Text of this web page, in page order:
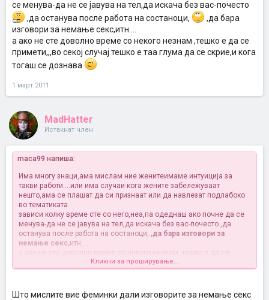
се менува-да не се јавува на тел,да искача без вас-почесто
,да останува после работа на состаноци,
,да бара
изговори за немање секс,итн....
а ако не сте доволно време со некого незнам ,тешко е да се
примети,,,во секој случај тешко е таа глума да се скрие,и кога
тогаш се дознава
1 март 2011
MadHatter
Истакнат член
maca99 напиша:
Има многу знаци,ама мислам ние женитеимаме интуиција за
такви работи....или има случаи кога жените забележуваат
нешто,ама се плашат да си признаат или да навлезат подлабоко
во тематиката
зависи колку време сте со него,неа,па одеднаш ако почне да се
менува-да не се јавува на тел,да искача без вас-почесто ,да
останува после работа на состаноци, ,да бара изговори за
немање секс,итн....
а ако не сте доволно време со некого незнам ,тешко е да се
примети,,,во секој случај тешко е таа глума да се скрие,и кога
тогаш се дознава
Кликни за проширување...
Што мислите вие феминки дали изговорите за немање секс